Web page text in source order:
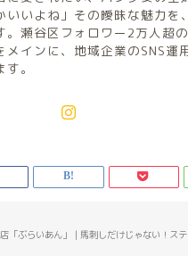
いいよね」その曖昧な魅力を
。瀬谷区フォロワー2万人超
メインに、地域企業のSNS運
。
店「ぶらいあん」｜馬刺しだけじゃない！ス